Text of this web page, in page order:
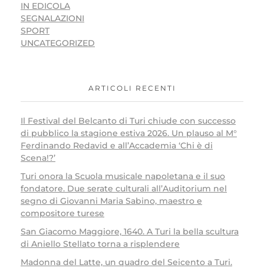
IN EDICOLA
SEGNALAZIONI
SPORT
UNCATEGORIZED
ARTICOLI RECENTI
Il Festival del Belcanto di Turi chiude con successo
di pubblico la stagione estiva 2026. Un plauso al M°
Ferdinando Redavid e all’Accademia ‘Chi è di
Scena!?’
Turi onora la Scuola musicale napoletana e il suo
fondatore. Due serate culturali all’Auditorium nel
segno di Giovanni Maria Sabino, maestro e
compositore turese
San Giacomo Maggiore, 1640. A Turi la bella scultura
di Aniello Stellato torna a risplendere
Madonna del Latte, un quadro del Seicento a Turi.